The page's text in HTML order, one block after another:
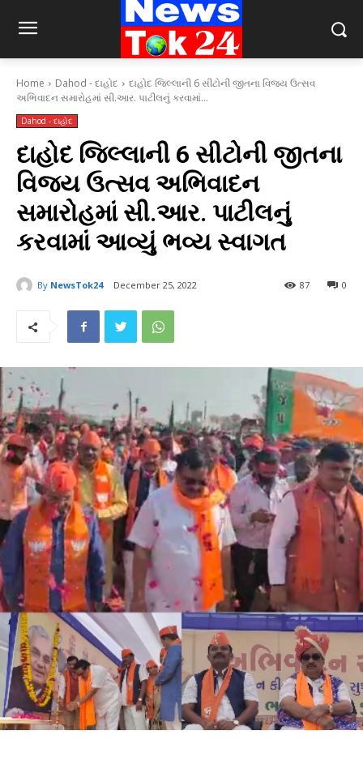
Home Dahod - દાહોદ
દાહોદ જિલ્લાની 6 સીટોની જીતના વિજય ઉત્સવ
અભિવાદન સમારોહમાં સી.આર. પાટીલનું કરવામાં...
Dahod - દાહોદ
દાહોદ જિલ્લાની 6 સીટોની જીતના
વિજય ઉત્સવ અભિવાદન
સમારોહમાં સી.આર. પાટીલનું
કરવામાં આવ્યું ભવ્ય સ્વાગત
By NewsTok24 December 25, 2022 0
87